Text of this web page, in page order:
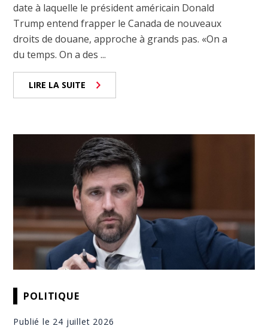
date à laquelle le président américain Donald
Trump entend frapper le Canada de nouveaux
droits de douane, approche à grands pas. «On a
du temps. On a des ...
LIRE LA SUITE
POLITIQUE
Publié le 24 juillet 2026